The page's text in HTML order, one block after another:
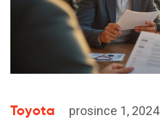
Toyota prosince 1, 2024